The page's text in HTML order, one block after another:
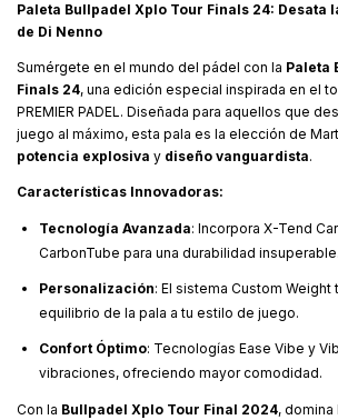
Paleta Bullpadel Xplo Tour Finals 24: Desata
de Di Nenno
Sumérgete en el mundo del pádel con la Paleta
Finals 24, una edición especial inspirada en el
PREMIER PADEL. Diseñada para aquellos que
juego al máximo, esta pala es la elección de
potencia explosiva y diseño vanguardista.
Características Innovadoras:
Tecnología Avanzada: Incorpora X-Tend
CarbonTube para una durabilidad insuperable.
Personalización: El sistema Custom
equilibrio de la pala a tu estilo de juego.
Confort Óptimo: Tecnologías Ease Vibe y
vibraciones, ofreciendo mayor comodidad.
Con la Bullpadel Xplo Tour Final 2024,